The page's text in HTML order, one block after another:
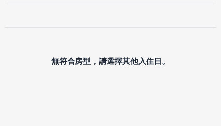
無符合房型，請選擇其他入住日。